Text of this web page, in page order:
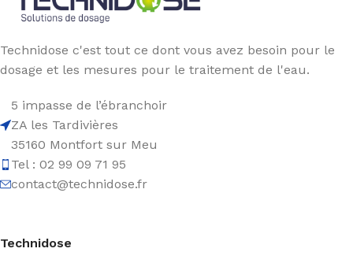
Technidose c'est tout ce dont vous avez besoin pour le
dosage et les mesures pour le traitement de l'eau.
5 impasse de l’ébranchoir
ZA les Tardivières
35160 Montfort sur Meu
Tel : 02 99 09 71 95
contact@technidose.fr
Technidose